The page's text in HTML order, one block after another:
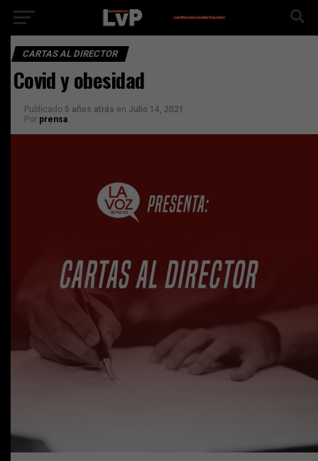
CARTAS AL DIRECTOR
Covid y obesidad
Publicado 5 años atrás en Julio 14, 2021
Por prensa